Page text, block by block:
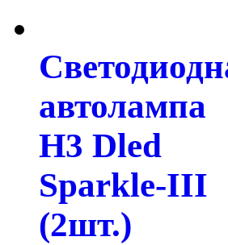
автолампа
H3 Dled
Sparkle-III
(2шт.)